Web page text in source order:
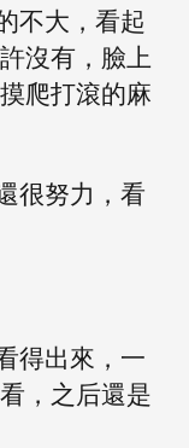
不大，看起
沒有，臉上
爬打滾的麻
很努力，看
得出來，一
，之后還是